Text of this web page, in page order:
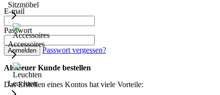
Sitzmöbel
Accessoires
Leuchten
E-mail
Passwort
Anmelden Passwort vergessen?
Als neuer Kunde bestellen
Das Erstellen eines Kontos hat viele Vorteile: